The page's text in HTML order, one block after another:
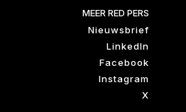
MEER RED PERS
Nieuwsbrief
LinkedIn
Facebook
Instagram
X